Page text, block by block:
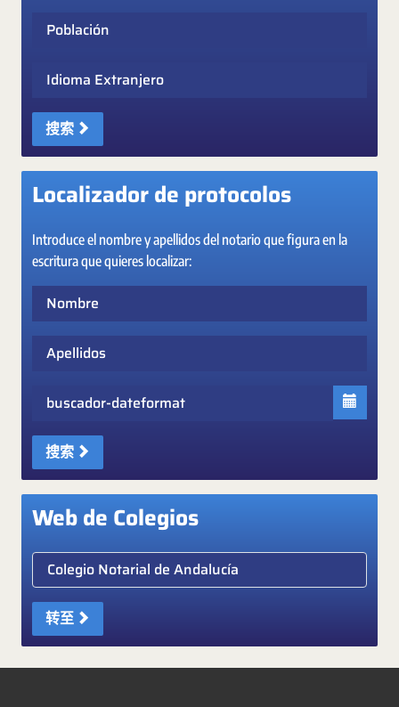
Población
Idioma Extranjero
搜索
Localizador de protocolos
Introduce el nombre y apellidos del notario que figura en la
escritura que quieres localizar:
Apellidos
Fecha
搜索
Web de Colegios
Elige colegio notarial
转至